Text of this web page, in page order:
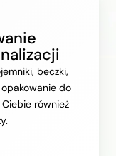
beczki,
do
również